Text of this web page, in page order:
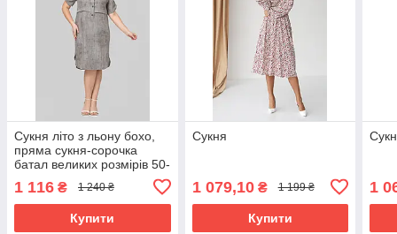
Сукня літо з льону бохо,
пряма сукня-сорочка
батал великих розмірів 50-
1 116 ₴ 1 240 ₴
Купити
Сукня
1 079,10₴ 1 199 ₴
Купити
1